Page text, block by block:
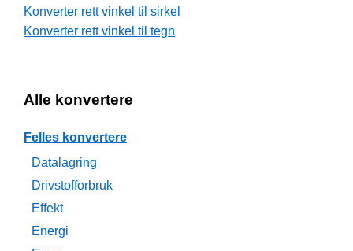
Konverter rett vinkel til sirkel
Konverter rett vinkel til tegn
Alle konvertere
Felles konvertere
Datalagring
Drivstofforbruk
Effekt
Energi